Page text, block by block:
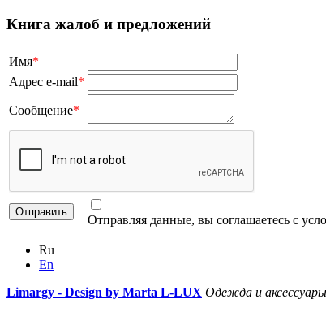
Книга жалоб и предложений
Имя*
Адрес e-mail*
Сообщение*
Отправляя данные, вы соглашаетесь с
Ru
En
Limargy - Design by Marta L-LUX Одежда и